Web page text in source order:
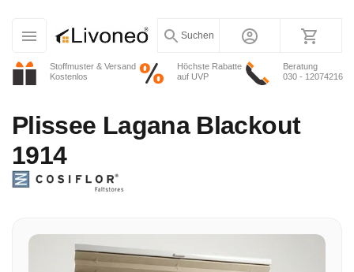
Stoffmuster & Versand
Kostenlos
Höchste Rabatte
auf UVP
Beratung
030 - 12074216
Suchen
Plissee Lagana Blackout
1914